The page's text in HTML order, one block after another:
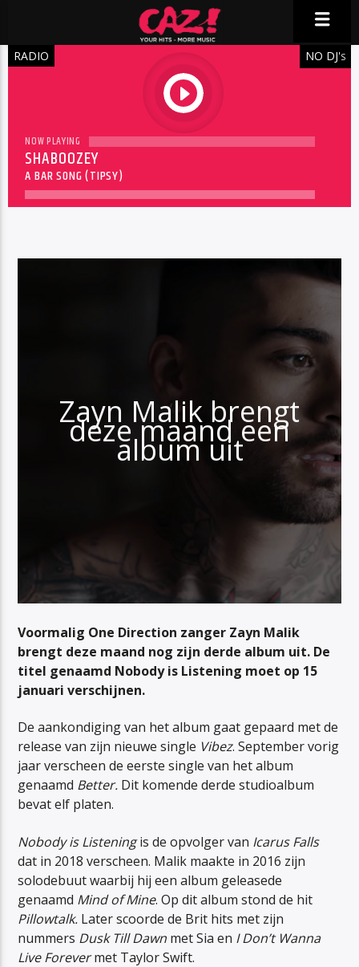
RADIO
play
NO DJ'S
NOW PLAYING
SHABOOZEY
A BAR SONG (TIPSY)
Zayn Malik brengt
deze maand een
album uit
Voormalig One Direction zanger Zayn Malik
brengt deze maand nog zijn derde album uit. De
titel genaamd Nobody is Listening moet op 15
januari verschijnen.
De aankondiging van het album gaat gepaard met de
release van zijn nieuwe single Vibez. September vorig
jaar verscheen de eerste single van het album
genaamd Better. Dit komende derde studioalbum
bevat elf platen.
Nobody is Listeningis de opvolger van Icarus Falls
dat in 2018 verscheen. Malik maakte in 2016 zijn
solodebuut waarbij hij een album geleasede
genaamd Mind of Mine. Op dit album stond de hit
Pillowtalk. Later scoorde de Brit hits met zijn
nummers Dusk Till Dawn met Sia en I Don’t Wanna
Live Forevermet Taylor Swift.